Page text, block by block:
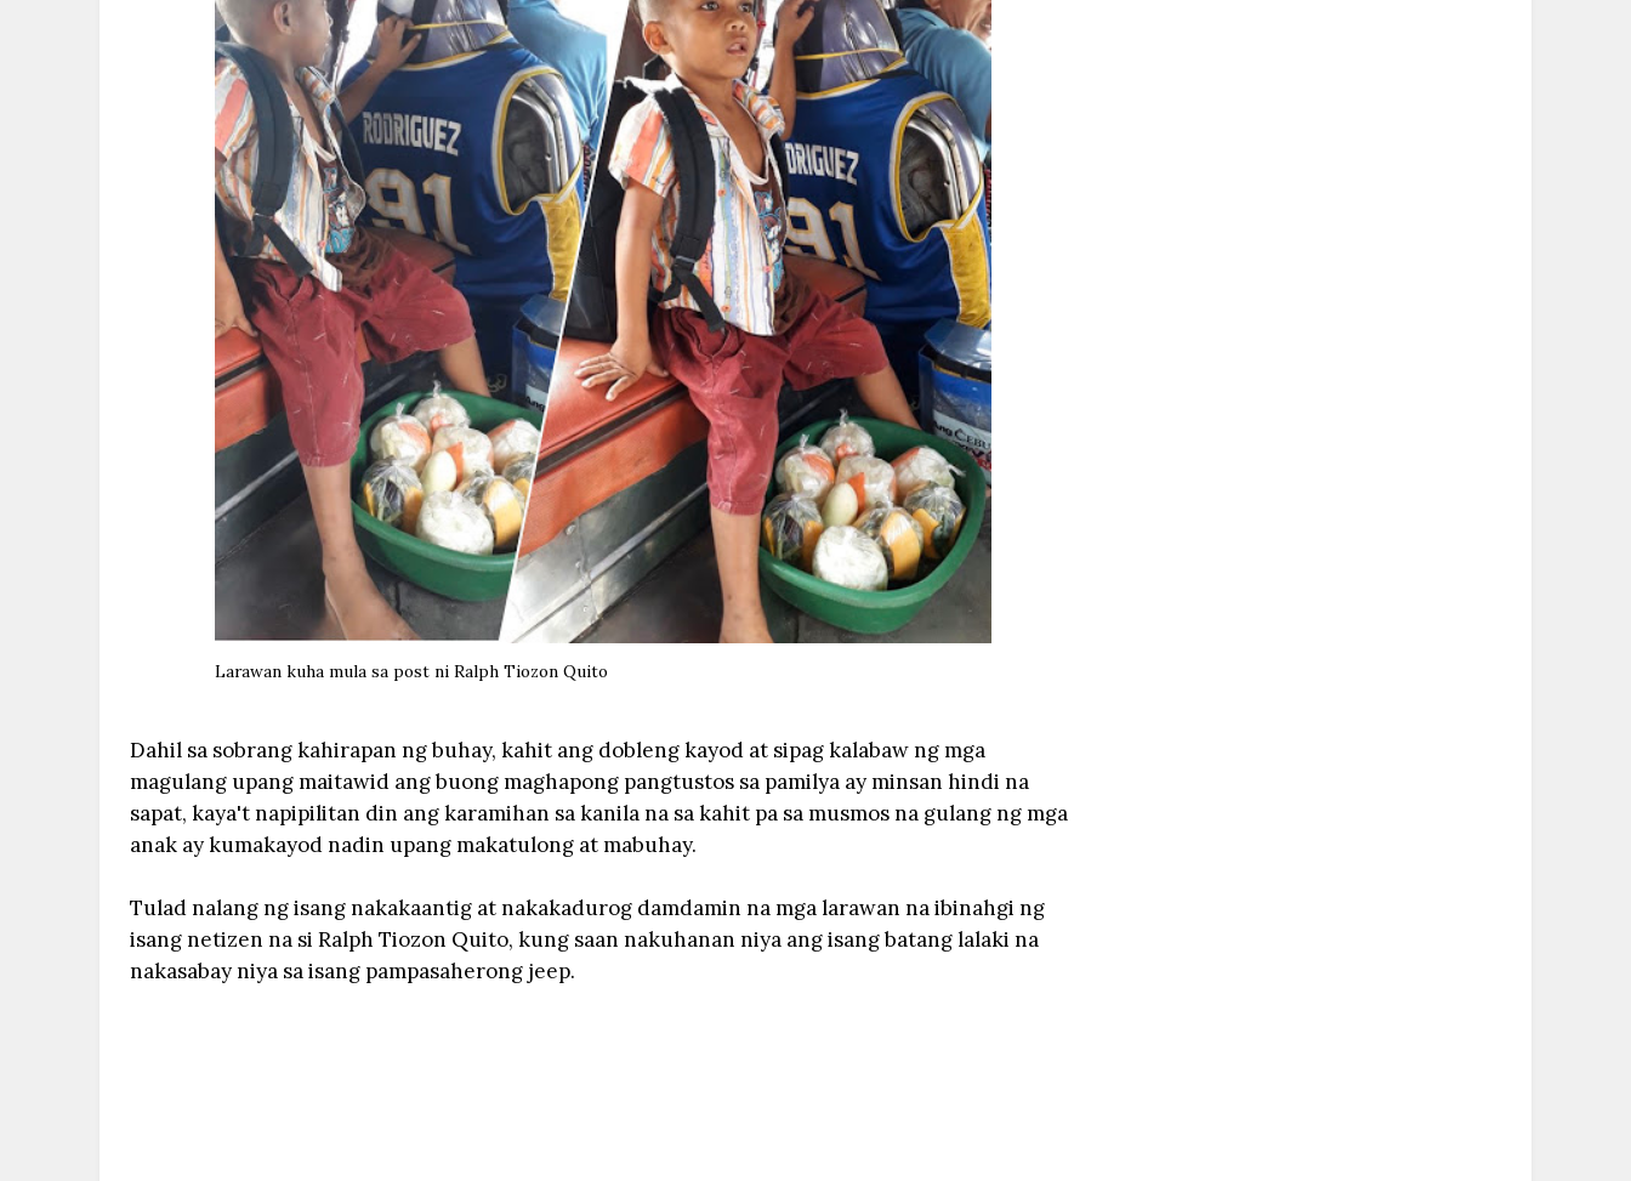
Larawan kuha mula sa post ni Ralph Tiozon Quito
Dahil sa sobrang kahirapan ng buhay, kahit ang dobleng kayod at sipag kalabaw ng mga
magulang upang maitawid ang buong maghapong pangtustos sa pamilya ay minsan hindi na
sapat, kaya't napipilitan din ang karamihan sa kanila na sa kahit pa sa musmos na gulang ng mga
anak ay kumakayod nadin upang makatulong at mabuhay.
Tulad nalang ng isang nakakaantig at nakakadurog damdamin na mga larawan na ibinahgi ng
isang netizen na si Ralph Tiozon Quito, kung saan nakuhanan niya ang isang batang lalaki na
nakasabay niya sa isang pampasaherong jeep.